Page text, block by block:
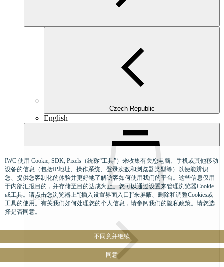
Czech Republic
English
Denmark
IWC 使用 Cookie, SDK, Pixels（统称“工具”）来收集有关您电脑、手机或其他移动
设备的信息（包括IP地址、操作系统、登录次数和浏览器类型等）以便能辨识
您、提供您客制化的体验并更好地了解访客如何使用我们的平台。这些信息仅用
于内部汇报目的，并存储至目的达成为止。您可以通过设置来管理浏览器Cookie
或工具。请点击您浏览器上“[插入设置界面入口]”来屏蔽、删除和调整Cookies或
工具的使用。有关我们如何处理您的个人信息，请参阅我们的隐私政策。请您选
择是否同意。
不同意并继续
同意